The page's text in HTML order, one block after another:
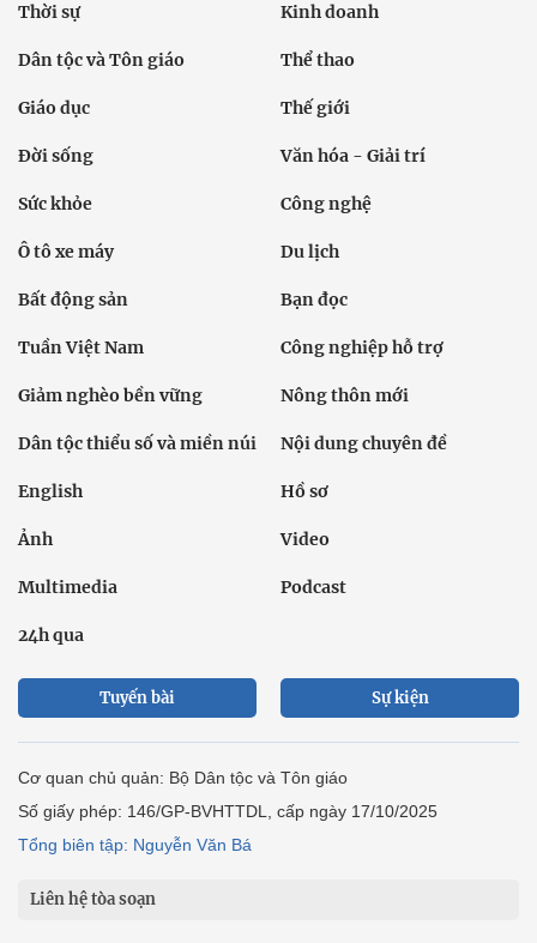
Thời sự Kinh doanh
Dân tộc và Tôn giáo Thể thao
Giáo dục Thế giới
Đời sống Văn hóa - Giải trí
Sức khỏe Công nghệ
Ô tô xe máy Du lịch
Bất động sản Bạn đọc
Tuần Việt Nam Công nghiệp hỗ trợ
Giảm nghèo bền vững Nông thôn mới
Dân tộc thiểu số và miền núi Nội dung chuyên đề
English Hồ sơ
Ảnh Video
Multimedia Podcast
24h qua
Tuyến bài Sự kiện
Cơ quan chủ quản: Bộ Dân tộc và Tôn giáo
Số giấy phép: 146/GP-BVHTTDL, cấp ngày 17/10/2025
Tổng biên tập: Nguyễn Văn Bá
Liên hệ tòa soạn